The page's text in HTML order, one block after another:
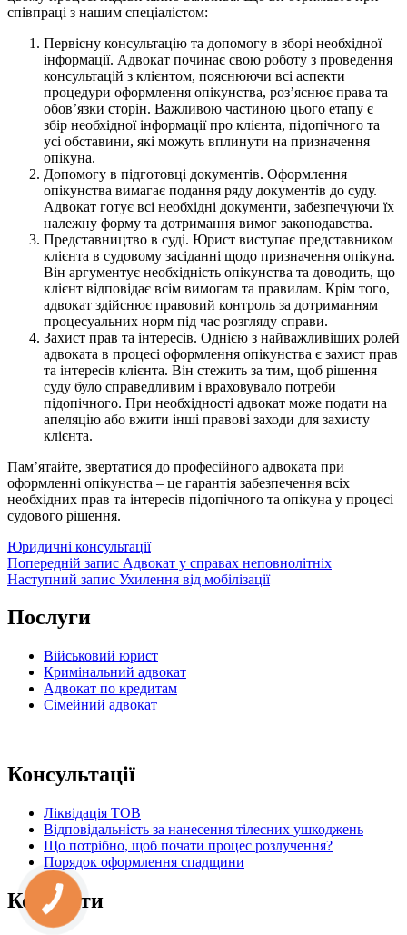
співпраці з нашим спеціалістом:
Первісну консультацію та допомогу в зборі необхідної
інформації. Адвокат починає свою роботу з проведення
консультацій з клієнтом, пояснюючи всі аспекти
процедури оформлення опікунства, роз’яснює права та
обов’язки сторін. Важливою частиною цього етапу є
збір необхідної інформації про клієнта, підопічного та
усі обставини, які можуть вплинути на призначення
опікуна.
Допомогу в підготовці документів. Оформлення
опікунства вимагає подання ряду документів до суду.
Адвокат готує всі необхідні документи, забезпечуючи їх
належну форму та дотримання вимог законодавства.
Представництво в суді. Юрист виступає представником
клієнта в судовому засіданні щодо призначення опікуна.
Він аргументує необхідність опікунства та доводить, що
клієнт відповідає всім вимогам та правилам. Крім того,
адвокат здійснює правовий контроль за дотриманням
процесуальних норм під час розгляду справи.
Захист прав та інтересів. Однією з найважливіших ролей
адвоката в процесі оформлення опікунства є захист прав
та інтересів клієнта. Він стежить за тим, щоб рішення
суду було справедливим і враховувало потреби
підопічного. При необхідності адвокат може подати на
апеляцію або вжити інші правові заходи для захисту
клієнта.
Пам’ятайте, звертатися до професійного адвоката при
оформленні опікунства – це гарантія забезпечення всіх
необхідних прав та інтересів підопічного та опікуна у процесі
судового рішення.
Категорії
Юридичні консультації
Навігація
записів
Попередній
запис
Попередній запис Адвокат у справах неповнолітніх
Наступний
Наступний запис Ухилення від мобілізації
Послуги
Військовий юрист
Кримінальний адвокат
Адвокат по кредитам
Сімейний адвокат
Консультації
Ліквідація ТОВ
Відповідальність за нанесення тілесних ушкоджень
Що потрібно, щоб почати процес розлучення?
Порядок оформлення спадщини
Контакти
КНОПКА
ЗВ'ЯЗКУ